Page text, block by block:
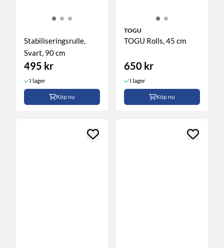
Stabiliseringsrulle,
Svart, 90 cm
495 kr
I lager
Köp nu
TOGU
TOGU Rolls, 45 cm
650 kr
I lager
Köp nu